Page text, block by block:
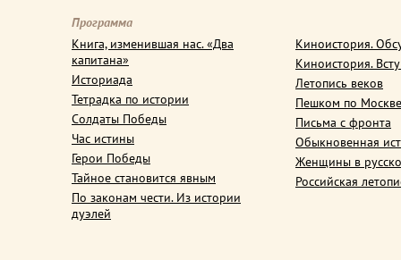
Программа
Книга, изменившая нас. «Два
капитана»
Историада
Тетрадка по истории
Солдаты Победы
Час истины
Герои Победы
Тайное становится явным
По законам чести. Из истории
дуэлей
Киноистория.
Киноистория.
Летопись веков
Пешком по Москве
Письма с фронта
Обыкновенная
Женщины в
Российская